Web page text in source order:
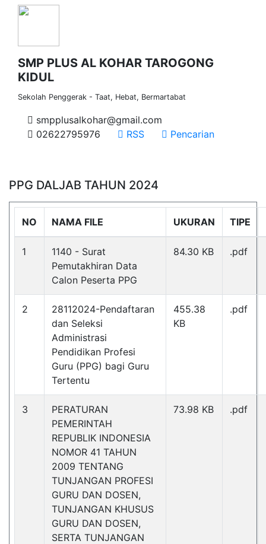
SMP PLUS AL KOHAR TAROGONG
KIDUL
Sekolah Penggerak - Taat, Hebat, Bermartabat
smpplusalkohar@gmail.com
02622795976
RSS Pencarian
PPG DALJAB TAHUN 2024
NO NAMA FILE UKURAN TIPE
1
1140 - Surat
Pemutakhiran Data
Calon Peserta PPG
84.30 KB .pdf
2
28112024-Pendaftaran
dan Seleksi
Administrasi
Pendidikan Profesi
Guru (PPG) bagi Guru
Tertentu
455.38
KB
.pdf
3
PERATURAN
PEMERINTAH
REPUBLIK INDONESIA
NOMOR 41 TAHUN
2009 TENTANG
TUNJANGAN PROFESI
GURU DAN DOSEN,
TUNJANGAN KHUSUS
GURU DAN DOSEN,
SERTA TUNJANGAN
73.98 KB .pdf